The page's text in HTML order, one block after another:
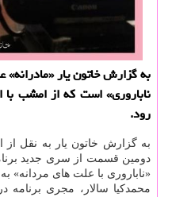
به گزارش خاتون یار
ناباروری» است كه از امشب
رود.
به گزارش خاتون یار به نقل از
دومین قسمت از سری جدید
«ناباروری با علت های مردانه»
محمدكیا سالار، مجری برنامه